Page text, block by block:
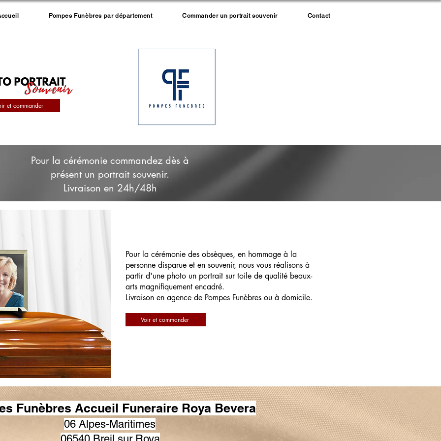
Pompes Funèbres par département Commander un portrait souvenir Contact
et commander
Pour la cérémonie commandez dès à
présent un portrait souvenir.
Livraison en 24h/48h
Pour la cérémonie des obsèques, en hommage à la
personne disparue et en souvenir, nous vous réalisons à
partir d'une photo un portrait sur toile de qualité beaux-
arts magnifiquement encadré.
Livraison en agence de Pompes Funèbres ou à domicile.
Voir et commander
Funèbres Accueil Funeraire Roya Bevera
06 Alpes-Maritimes